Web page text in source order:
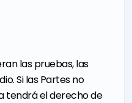
las pruebas, las
Si las Partes no
tendrá el derecho de